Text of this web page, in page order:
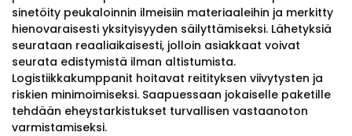
sinetöity peukaloinnin ilmeisiin materiaaleihin ja merkitty
hienovaraisesti yksityisyyden säilyttämiseksi. Lähetyksiä
seurataan reaaliaikaisesti, jolloin asiakkaat voivat
seurata edistymistä ilman altistumista.
Logistiikkakumppanit hoitavat reitityksen viivytysten ja
riskien minimoimiseksi. Saapuessaan jokaiselle paketille
tehdään eheystarkistukset turvallisen vastaanoton
varmistamiseksi.